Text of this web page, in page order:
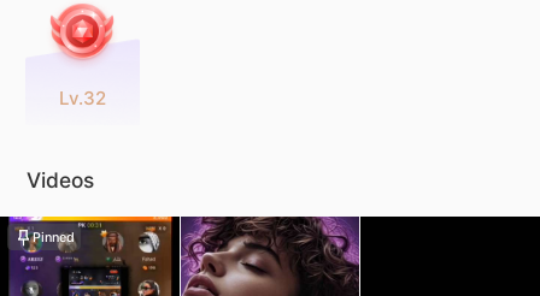
Lv.32
Videos
Pinned